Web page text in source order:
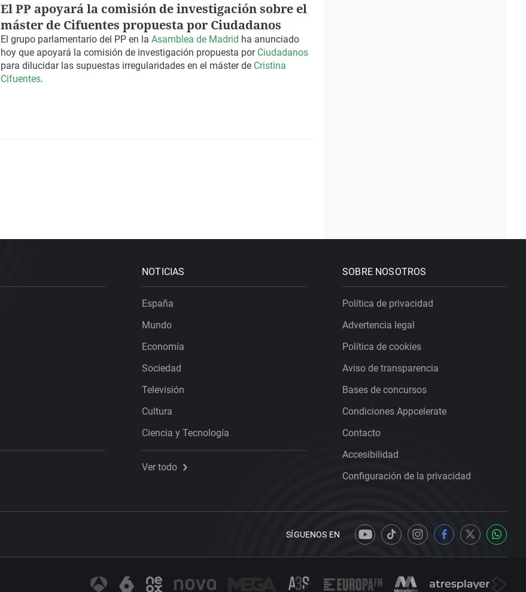
El PP apoyará la comisión de investigación sobre el
máster de Cifuentes propuesta por Ciudadanos
El grupo parlamentario del PP en la Asamblea de Madrid ha anunciado
hoy que apoyará la comisión de investigación propuesta por Ciudadanos
para dilucidar las supuestas irregularidades en el máster de Cristina
Cifuentes.
NOTICIAS
España
Mundo
Economía
Sociedad
Televisión
Cultura
Ciencia y Tecnología
Ver todo
SOBRE NOSOTROS
Política de privacidad
Advertencia legal
Política de cookies
Aviso de transparencia
Bases de concursos
Condiciones Appcelerate
Contacto
Accesibilidad
Configuración de la privacidad
SÍGUENOS EN